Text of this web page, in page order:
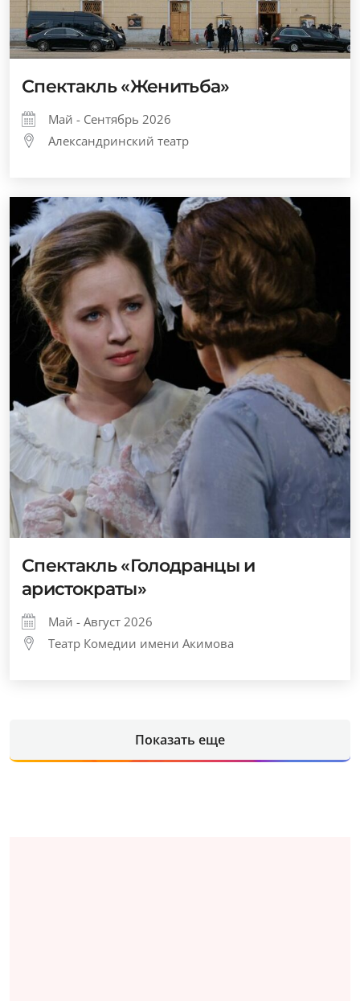
Спектакль «Женитьба»
Май - Сентябрь 2026
Александринский театр
Спектакль «Голодранцы и
аристократы»
Май - Август 2026
Театр Комедии имени Акимова
Показать еще